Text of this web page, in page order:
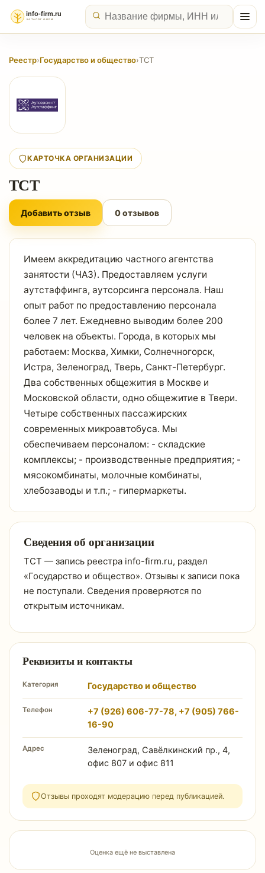
Реестр›Государство и общество›ТСТ
КАРТОЧКА ОРГАНИЗАЦИИ
ТСТ
Добавить отзыв 0 отзывов
Имеем аккредитацию частного агентства
занятости (ЧАЗ). Предоставляем услуги
аутстаффинга, аутсорсинга персонала. Наш
опыт работ по предоставлению персонала
более 7 лет. Ежедневно выводим более 200
человек на объекты. Города, в которых мы
работаем: Москва, Химки, Солнечногорск,
Истра, Зеленоград, Тверь, Санкт-Петербург.
Два собственных общежития в Москве и
Московской области, одно общежитие в Твери.
Четыре собственных пассажирских
современных микроавтобуса. Мы
обеспечиваем персоналом: - складские
комплексы; - производственные предприятия; -
мясокомбинаты, молочные комбинаты,
хлебозаводы и т.п.; - гипермаркеты.
Сведения об организации
ТСТ — запись реестра info-firm.ru, раздел
«Государство и общество». Отзывы к записи пока
не поступали. Сведения проверяются по
открытым источникам.
Реквизиты и контакты
Категория Государство и общество
Телефон
+7 (926) 606-77-78, +7 (905) 766-
16-90
Адрес
Зеленоград, Савёлкинский пр., 4,
офис 807 и офис 811
Отзывы проходят модерацию перед публикацией.
Оценка ещё не выставлена